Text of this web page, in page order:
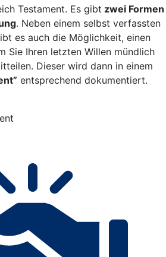
Testament. Es gibt zwei Formen
. Neben einem selbst verfassten
es auch die Möglichkeit, einen
Sie Ihren letzten Willen mündlich
Dieser wird dann in einem
entsprechend dokumentiert.